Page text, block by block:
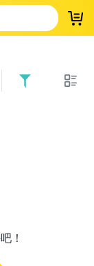
登
！